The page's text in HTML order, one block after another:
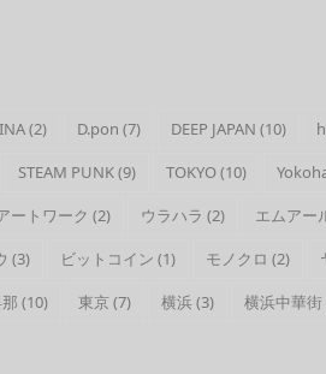
(2) D.pon (7) DEEP JAPAN (10)
STEAM PUNK(9) TOKYO(10)
ートワーク (2) ウラハラ (2) エムアー
(3) ビットコイン (1) モノクロ (2)
(10) 東京(7) 横浜(3) 横浜中華街